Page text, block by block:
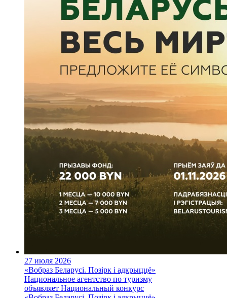
27 июля 2026
«Вобраз Беларусі. Позірк і адкрыццё»
Национальное агентство по туризму
объявляет Национальный конкурс